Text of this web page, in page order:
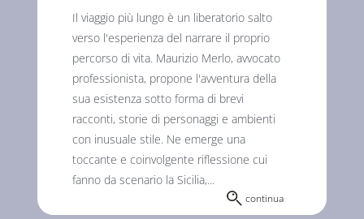
Il viaggio più lungo è un liberatorio salto
verso l'esperienza del narrare il proprio
percorso di vita. Maurizio Merlo, avvocato
professionista, propone l'avventura della
sua esistenza sotto forma di brevi
racconti, storie di personaggi e ambienti
con inusuale stile. Ne emerge una
toccante e coinvolgente riflessione cui
fanno da scenario la Sicilia,...
continua